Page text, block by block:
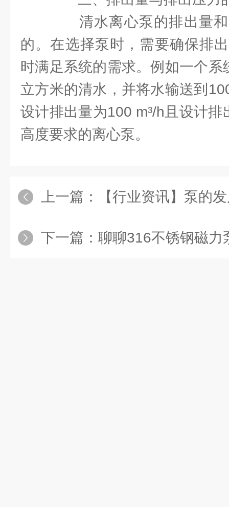
清水离心泵的排出量和
的。在选择泵时，需要确保排
时满足系统的需求。例如一个
立方米的清水，并将水输送到
设计排出量为100 m³/h且设计
高度要求的离心泵。
上一篇： 【行业资讯】泵的
下一篇： 聊聊316不锈钢磁力